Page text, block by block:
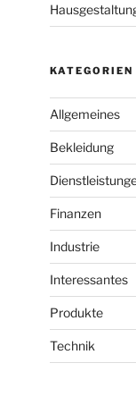
KATEGORIEN
Allgemeines
Bekleidung
Finanzen
Industrie
Interessantes
Produkte
Technik